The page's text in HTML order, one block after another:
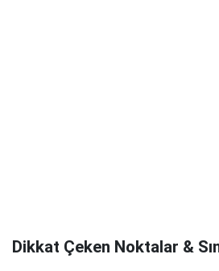
Dikkat Çeken Noktalar &